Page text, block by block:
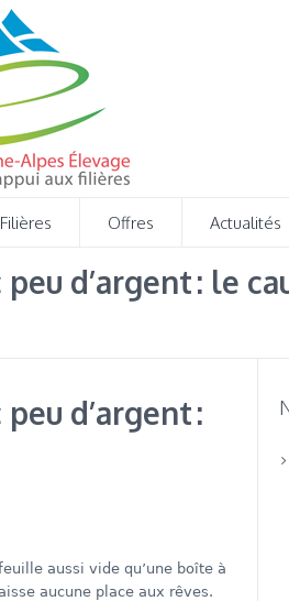
Filières Offres Actualités
d’argent : le
d’argent :
aussi vide qu’une boîte à
aucune place aux rêves.